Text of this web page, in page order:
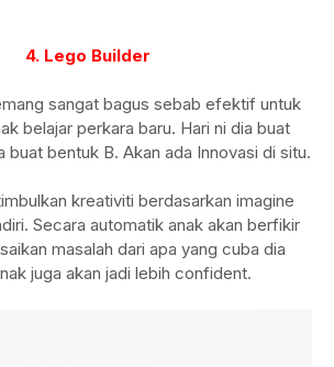
4. Lego Builder
sangat bagus sebab efektif untuk
belajar perkara baru. Hari ni dia buat
buat bentuk B. Akan ada Innovasi di situ.
kreativiti berdasarkan imagine
Secara automatik anak akan berfikir
masalah dari apa yang cuba dia
juga akan jadi lebih confident.